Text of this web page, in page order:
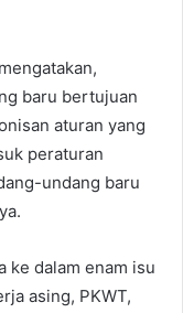
baru bertujuan
aturan yang
peraturan
undang baru
ke dalam enam isu
asing, PKWT,